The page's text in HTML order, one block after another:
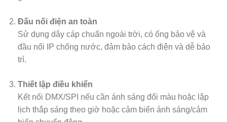
Đấu nối điện an toàn
Sử dụng dây cáp chuẩn ngoài trời, có ống bảo vệ và
đầu nối IP chống nước, đảm bảo cách điện và dễ bảo
trì.
Thiết lập điều khiển
Kết nối DMX/SPI nếu cần ánh sáng đổi màu hoặc lập
lịch thắp sáng theo giờ hoặc cảm biến ánh sáng/cảm